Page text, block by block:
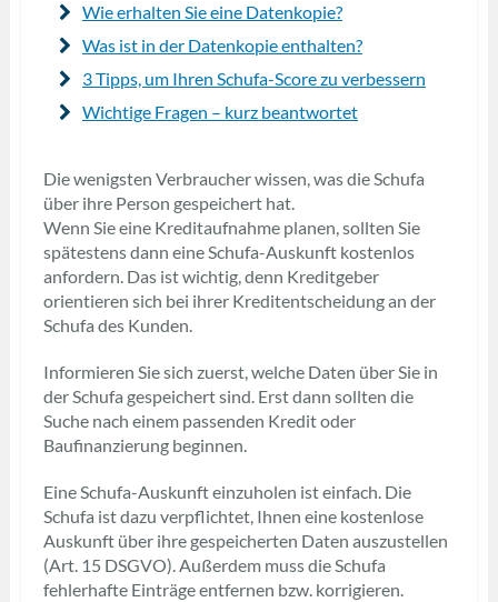
Wie erhalten Sie eine Datenkopie?
Was ist in der Datenkopie enthalten?
3 Tipps, um Ihren Schufa-Score zu verbessern
Wichtige Fragen – kurz beantwortet
Die wenigsten Verbraucher wissen, was die Schufa
über ihre Person gespeichert hat.
Wenn Sie eine Kreditaufnahme planen, sollten Sie
spätestens dann eine Schufa-Auskunft kostenlos
anfordern. Das ist wichtig, denn Kreditgeber
orientieren sich bei ihrer Kreditentscheidung an der
Schufa des Kunden.
Informieren Sie sich zuerst, welche Daten über Sie in
der Schufa gespeichert sind. Erst dann sollten die
Suche nach einem passenden Kredit oder
Baufinanzierung beginnen.
Eine Schufa-Auskunft einzuholen ist einfach. Die
Schufa ist dazu verpflichtet, Ihnen eine kostenlose
Auskunft über ihre gespeicherten Daten auszustellen
(Art. 15 DSGVO). Außerdem muss die Schufa
fehlerhafte Einträge entfernen bzw. korrigieren.